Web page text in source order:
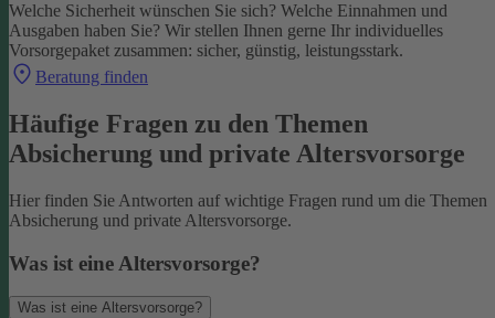
Welche Sicherheit wünschen Sie sich? Welche Einnahmen und
Ausgaben haben Sie? Wir stellen Ihnen gerne Ihr individuelles
Vorsorgepaket zusammen: sicher, günstig, leistungsstark.
Beratung finden
Häufige Fragen zu den Themen
Absicherung und private Altersvorsorge
Hier finden Sie Antworten auf wichtige Fragen rund um die Themen
Absicherung und private Altersvorsorge.
Was ist eine Altersvorsorge?
Was ist eine Altersvorsorge?